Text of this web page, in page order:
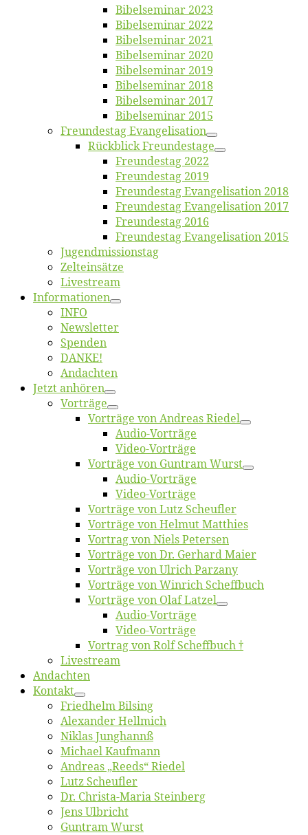
Bi­bel­se­mi­nar 2023
Bi­bel­se­mi­nar 2022
Bi­bel­se­mi­nar 2021
Bi­bel­se­mi­nar 2020
Bi­bel­se­mi­nar 2019
Bi­bel­se­mi­nar 2018
Bibelsemi­nar 2017
Bibelsemi­nar 2015
Freun­des­tag Evangelisation
Rück­blick Freundestage
Freun­des­tag 2022
Freun­des­tag 2019
Freun­des­tag Evan­ge­li­sa­ti­on 2018
Freun­des­tag Evan­ge­li­sa­ti­on 2017
Freun­des­tag 2016
Freun­des­tag Evan­ge­li­sa­ti­on 2015
Jugend­mis­sions­tag
Zelt­ein­sät­ze
Live­stream
Informatio­nen
INFO
News­let­ter
Spen­den
DANKE!
An­dach­ten
Jetzt an­hö­ren
Vor­trä­ge
Vor­trä­ge von An­dre­as Riedel
Au­dio-Vor­trä­ge
Vi­deo-Vor­trä­ge
Vor­trä­ge von Gun­tram Wurst
Au­dio-Vor­trä­ge
Vi­deo-Vor­trä­ge
Vor­trä­ge von Lutz Scheufler
Vor­trä­ge von Hel­mut Matthies
Vor­trag von Niels Petersen
Vor­trä­ge von Dr. Ger­hard Maier
Vor­trä­ge von Ul­rich Parzany
Vor­trä­ge von Win­rich Scheffbuch
Vor­trä­ge von Olaf Latzel
Au­dio-Vor­trä­ge
Vi­deo-Vor­trä­ge
Vor­trag von Rolf Scheffbuch †
Live­stream
An­dach­ten
Kon­takt
Fried­helm Bilsing
Alex­an­der Hellmich
Ni­klas Junghannß
Mi­cha­el Kaufmann
An­dre­as „Reeds“ Riedel
Lutz Scheuf­ler
Dr. Chris­­ta-Ma­ria Steinberg
Jens Ulb­richt
Gun­tram Wurst